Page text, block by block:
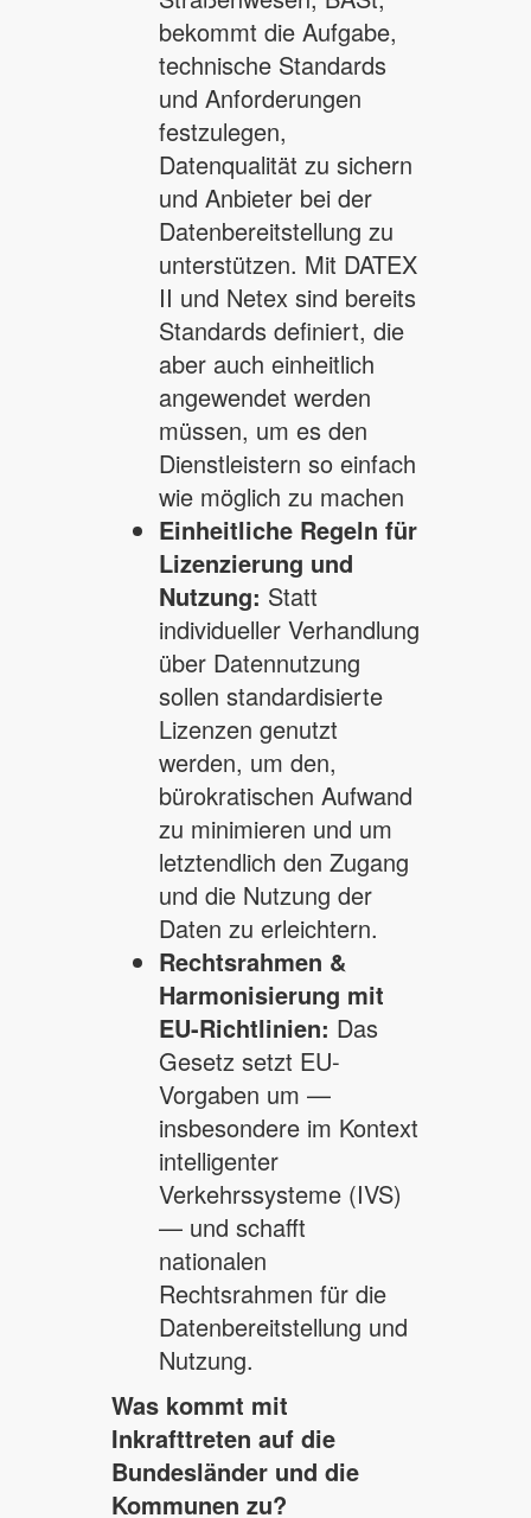
bekommt die Aufgabe,
technische Standards
und Anforderungen
festzulegen,
Datenqualität zu sichern
und Anbieter bei der
Datenbereitstellung zu
unterstützen. Mit DATEX
II und Netex sind bereits
Standards definiert, die
aber auch einheitlich
angewendet werden
müssen, um es den
Dienstleistern so einfach
wie möglich zu machen
Einheitliche Regeln für
Lizenzierung und
Nutzung: Statt
individueller Verhandlung
über Datennutzung
sollen standardisierte
Lizenzen genutzt
werden, um den,
bürokratischen Aufwand
zu minimieren und um
letztendlich den Zugang
und die Nutzung der
Daten zu erleichtern.
Rechtsrahmen &
Harmonisierung mit
EU-Richtlinien: Das
Gesetz setzt EU-
Vorgaben um —
insbesondere im Kontext
intelligenter
Verkehrssysteme (IVS)
— und schafft
nationalen
Rechtsrahmen für die
Datenbereitstellung und
Nutzung.
Was kommt mit
Inkrafttreten auf die
Bundesländer und die
Kommunen zu?